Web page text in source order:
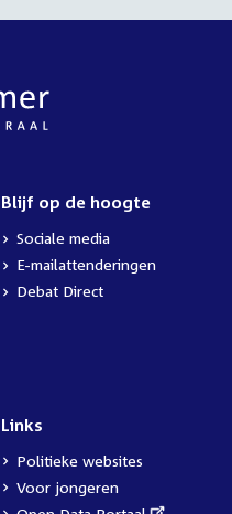
Blijf op de hoogte
Sociale media
E-mailattenderingen
Debat Direct
Links
Politieke websites
Voor jongeren